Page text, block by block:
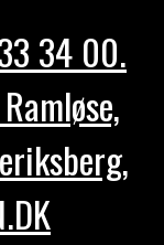
34 00.